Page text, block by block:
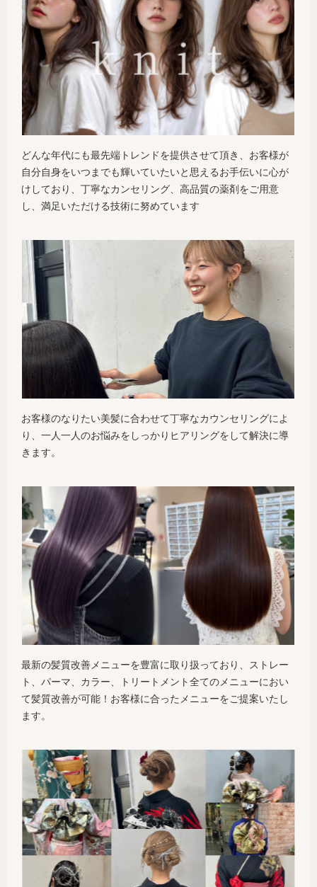
どんな年代にも最先端トレンドを提供させて頂き、お客様が
自分自身をいつまでも輝いていたいと思えるお手伝いに心が
けしており、丁寧なカンセリング、高品質の薬剤をご用意
し、満足いただける技術に努めています
お客様のなりたい美髪に合わせて丁寧なカウンセリングによ
り、一人一人のお悩みをしっかりヒアリングをして解決に導
きます。
最新の髪質改善メニューを豊富に取り扱っており、ストレー
ト、パーマ、カラー、トリートメント全てのメニューにおい
て髪質改善が可能！お客様に合ったメニューをご提案いたし
ます。